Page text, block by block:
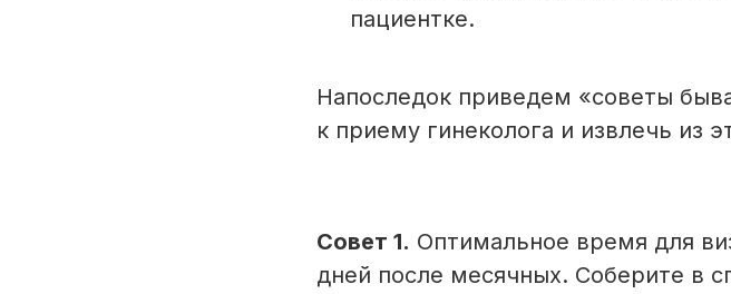
пациентке.
Напоследок приведем «советы
к приему гинеколога и извлечь из
Совет 1. Оптимальное время для
дней после месячных. Соберите в